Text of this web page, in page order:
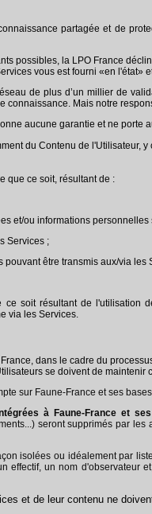
partagée et de
possibles, la LPO France
vous est fourni «en l'état»
de plus d’un millier de
Mais notre
aucune garantie et ne porte
du Contenu de l'Utilisateur,
que ce soit, résultant de :
et/ou informations
Services ;
être transmis aux/via les
soit résultant de l'utilisation
via les Services.
dans le cadre du
se doivent de maintenir
sur Faune-France et ses
à Faune-France et
seront supprimés par
isolées ou idéalement par
un nom d'observateur
et de leur contenu ne